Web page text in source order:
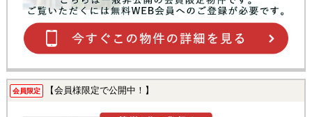
会員限定 【会員様限定で公開中！】